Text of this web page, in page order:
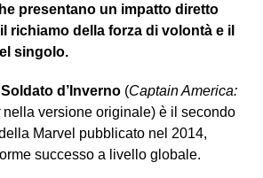
presentano un impatto diretto
richiamo della forza di volontà e il
singolo.
d’Inverno(Captain America:
nella versione originale) è il secondo
Marvel pubblicato nel 2014,
successo a livello globale.